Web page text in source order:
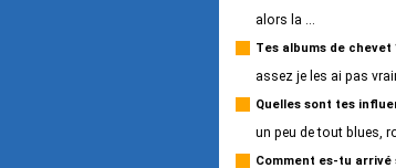
alors la ...
Tes albums de chevet
assez je les ai pas
Quelles sont tes
un peu de tout blues,
Comment es-tu arrivé